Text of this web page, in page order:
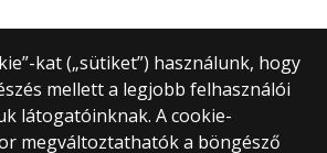
kat („sütiket”) használunk, hogy
mellett a legjobb felhasználói
látogatóinknak. A cookie-
megváltoztathatók a böngésző
Loránd Tudományegyetem
jog fenntartva.
Egyetem tér 1–3.